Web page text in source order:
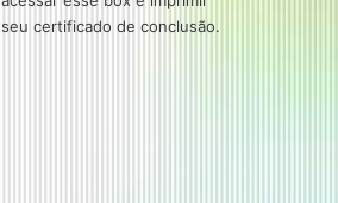
seu certificado de conclusão.